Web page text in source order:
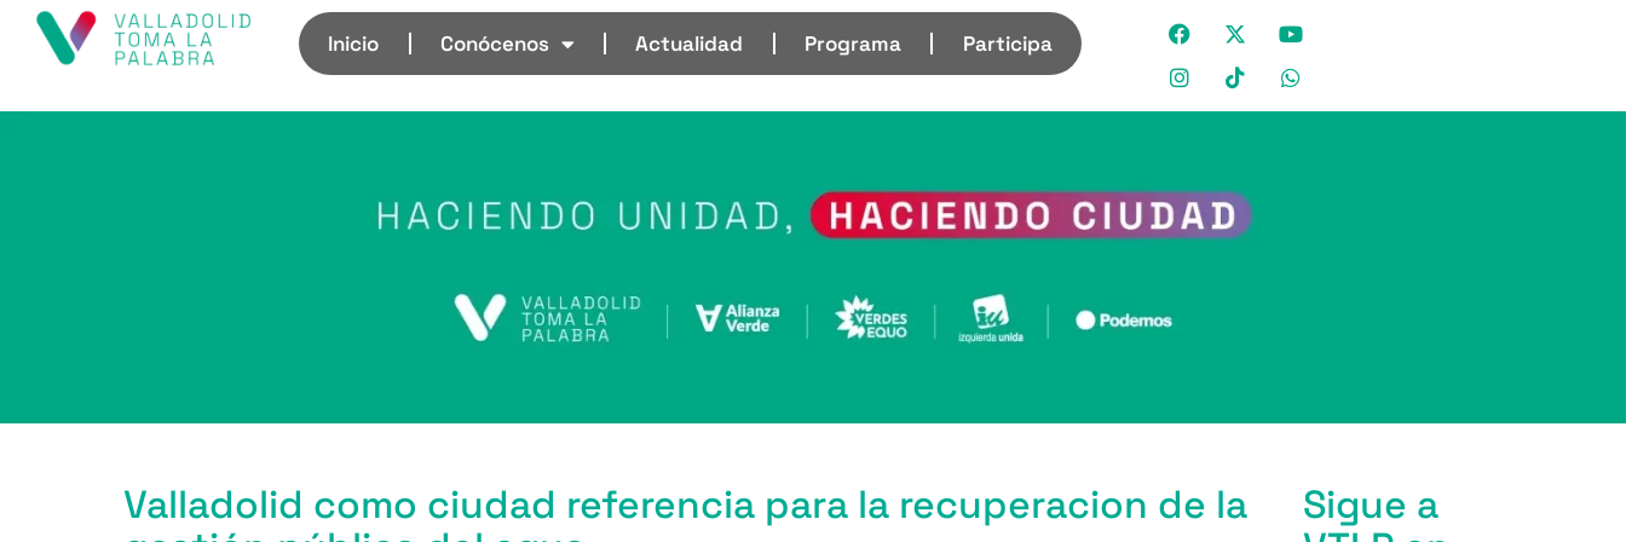
Inicio Conócenos Actualidad Programa Participa
Valladolid como ciudad referencia para la recuperacion de la
Sigue a